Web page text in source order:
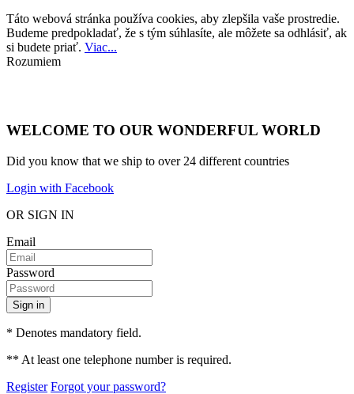
Táto webová stránka používa cookies, aby zlepšila vaše prostredie.
Budeme predpokladať, že s tým súhlasíte, ale môžete sa odhlásiť, ak
si budete priať. Viac...
Rozumiem
WELCOME TO OUR WONDERFUL WORLD
Did you know that we ship to over 24 different countries
Login with Facebook
OR SIGN IN
Email
Password
Sign in
* Denotes mandatory field.
** At least one telephone number is required.
Register Forgot your password?